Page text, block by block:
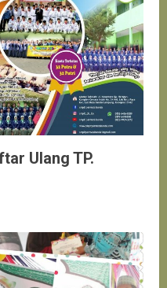
Ulang TP.